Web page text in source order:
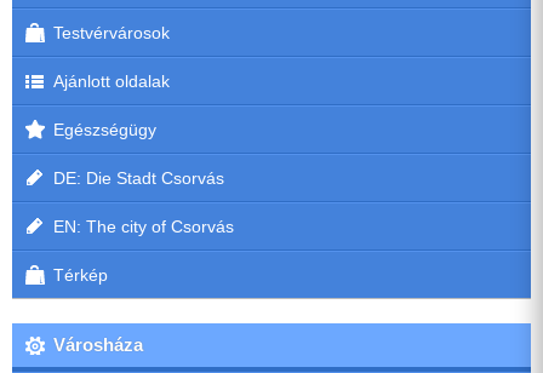
Testvérvárosok
Ajánlott oldalak
Egészségügy
DE: Die Stadt Csorvás
EN: The city of Csorvás
Térkép
Városháza